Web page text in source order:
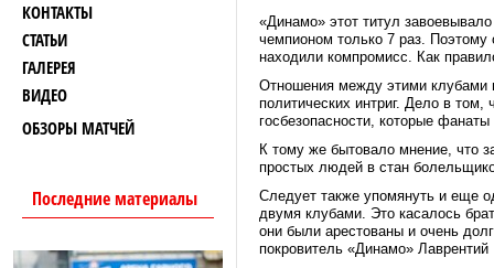
КОНТАКТЫ
СТАТЬИ
ГАЛЕРЕЯ
ВИДЕО
ОБЗОРЫ МАТЧЕЙ
Последние материалы
«Динамо» этот титул
чемпионом только 7 раз.
находили компромисс. Как
Отношения между этими клубами
политических интриг. Дело в том,
госбезопасности, которые
К тому же бытовало мнение, что
простых людей в стан
Следует также упомянуть и еще
двумя клубами. Это касалось
они были арестованы и очень
покровитель «Динамо» Лаврентий